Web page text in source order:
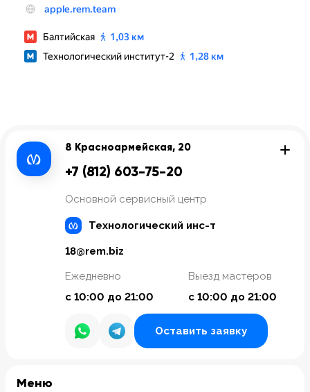
8 Красноармейская, 20
+7 (812) 603-75-20
Основной сервисный центр
Технологический инс-т
18@rem.biz
Ежедневно
с 10:00 до 21:00
Выезд мастеров
с 10:00 до 21:00
Оставить заявку
Meню